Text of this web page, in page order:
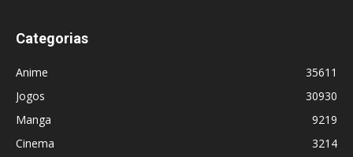
Categorias
Anime
35611
Jogos
30930
Manga
9219
Cinema
3214